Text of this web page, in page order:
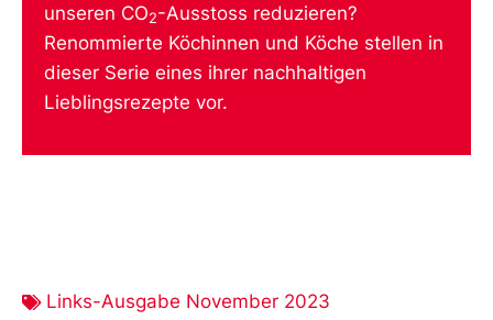
unseren CO2-Ausstoss reduzieren?
Renommierte Köchinnen und Köche stellen in
dieser Serie eines ihrer nachhaltigen
Lieblingsrezepte vor.
Links-Ausgabe November 2023